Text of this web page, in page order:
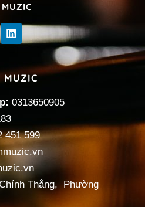
2 3 … 5 Tiếp »
MUZIC
0313650905
451 599
Thắng, Phường